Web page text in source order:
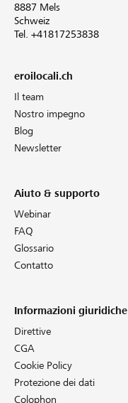
8887 Mels
Schweiz
Tel. +41817253838
eroilocali.ch
Il team
Nostro impegno
Blog
Newsletter
Aiuto & supporto
Webinar
FAQ
Glossario
Contatto
Informazioni giuridiche
Direttive
CGA
Cookie Policy
Protezione dei dati
Colophon